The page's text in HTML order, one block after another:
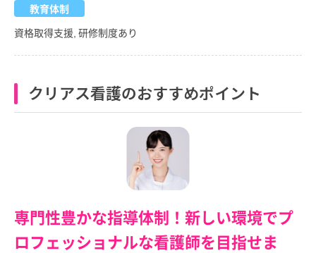
教育体制
資格取得支援, 研修制度あり
クリアス看護のおすすめポイント
専門性豊かな指導体制！新しい環境でプ
ロフェッショナルな看護師を目指せま